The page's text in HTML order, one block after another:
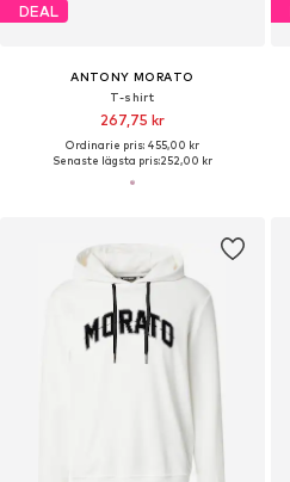
DEAL
ANTONY MORATO
T-shirt
267,75 kr
Ordinarie pris: 455,00 kr
Senaste lägsta pris:252,00 kr